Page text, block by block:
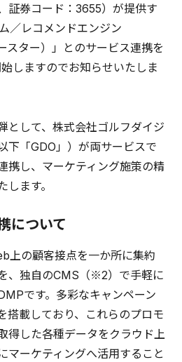
証券コード：3655）が提供す
／レコメンドエンジン
スター）」とのサービス連携を
しますのでお知らせいたしま
として、株式会社ゴルフダイジ
下「GDO」）が両サービスで
携し、マーケティング施策の精
ます。
について
上の顧客接点を一か所に集約
、独自のCMS（※2）で手軽に
です。多彩なキャンペーン
搭載しており、これらのプロモ
得した各種データをクラウド上
マーケティングへ活用すること